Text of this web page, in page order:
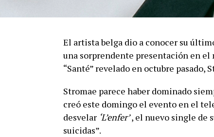
El artista belga dio a conocer su
una sorprendente presentación en
“Santé” revelado en octubre pasado,
Stromae parece haber dominado
creó este domingo el evento en el
desvelar ‘L’enfer’, el nuevo single de
suicidas”.